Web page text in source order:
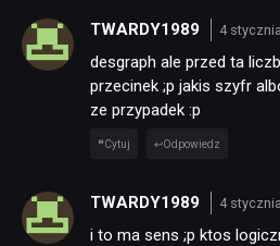
RETRO
DYSKUSJE
TWARDY1989 4
desgraph ale przed ta
przecinek ;p jakis szyfr
ze przypadek :p
Cytuj Odpowiedz
TWARDY1989 4
i to ma sens ;p ktos